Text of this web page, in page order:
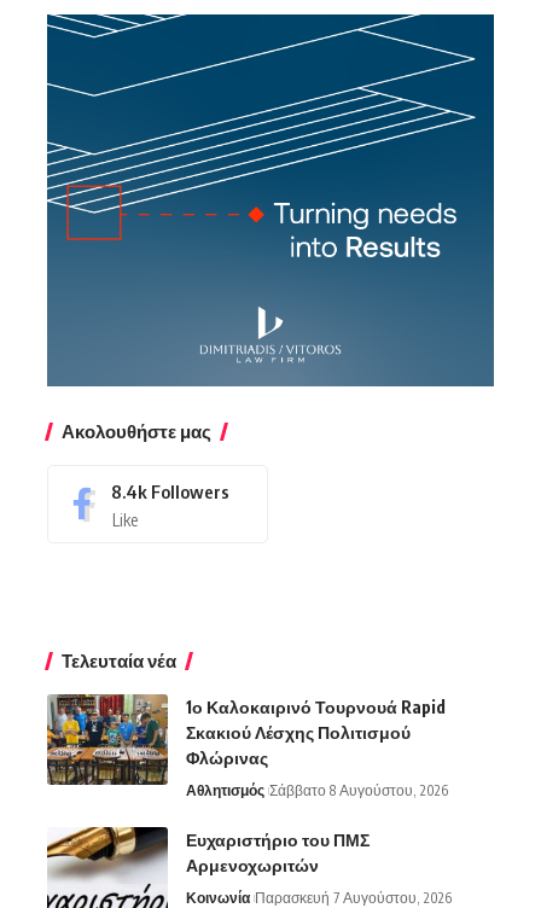
Ακολουθήστε μας
8.4k Followers
Like
Τελευταία νέα
1ο Καλοκαιρινό Τουρνουά Rapid
Σκακιού Λέσχης Πολιτισμού
Φλώρινας
Αθλητισμός Σάββατο 8 Αυγούστου, 2026
Ευχαριστήριο του ΠΜΣ
Αρμενοχωριτών
Κοινωνία Παρασκευή 7 Αυγούστου, 2026